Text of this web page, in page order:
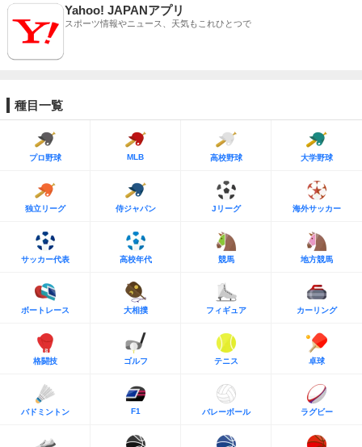
Yahoo! JAPANアプリ
スポーツ情報やニュース、天気もこれひとつで
種目一覧
プロ野球 MLB 高校野球 大学野球
独立リーグ 侍ジャパン Jリーグ 海外サッカー
サッカー代表 高校年代 競馬 地方競馬
ボートレース 大相撲 フィギュア カーリング
格闘技 ゴルフ テニス 卓球
バドミントン F1 バレーボール ラグビー